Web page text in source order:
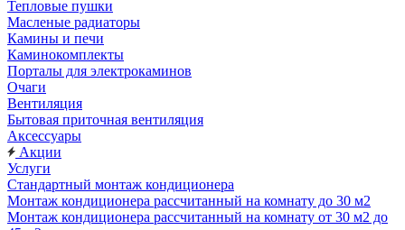
Тепловые пушки
Масленые радиаторы
Камины и печи
Каминокомплекты
Порталы для электрокаминов
Очаги
Вентиляция
Бытовая приточная вентиляция
Аксессуары
Акции
Услуги
Стандартный монтаж кондиционера
Монтаж кондиционера рассчитанный на комнату до 30 м2
Монтаж кондиционера рассчитанный на комнату от 30 м2 до